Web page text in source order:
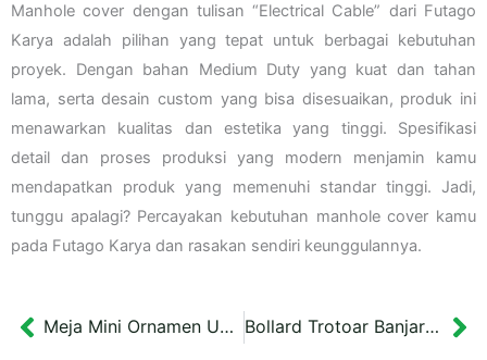
Manhole cover dengan tulisan “Electrical Cable” dari Futago
Karya adalah pilihan yang tepat untuk berbagai kebutuhan
proyek. Dengan bahan Medium Duty yang kuat dan tahan
lama, serta desain custom yang bisa disesuaikan, produk ini
menawarkan kualitas dan estetika yang tinggi. Spesifikasi
detail dan proses produksi yang modern menjamin kamu
mendapatkan produk yang memenuhi standar tinggi. Jadi,
tunggu apalagi? Percayakan kebutuhan manhole cover kamu
pada Futago Karya dan rasakan sendiri keunggulannya.
Prev Meja Mini Ornamen Ukel Warna Putih dimensi 60x35x35 cm Bollard Trotoar Banjarbaru Kalimantan Tipe L & I